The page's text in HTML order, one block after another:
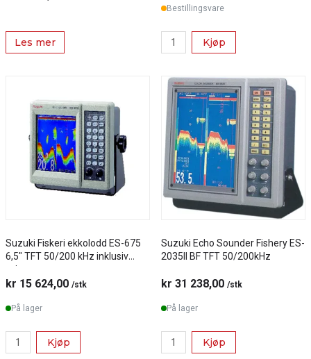
Les mer
Bestillingsvare
Kjøp
Suzuki Fiskeri ekkolodd ES-675
6,5" TFT 50/200 kHz inklusiv
svinger
kr 15 624,00 /stk
På lager
Kjøp
Suzuki Echo Sounder Fishery ES-
2035II BF TFT 50/200kHz
kr 31 238,00 /stk
På lager
Kjøp